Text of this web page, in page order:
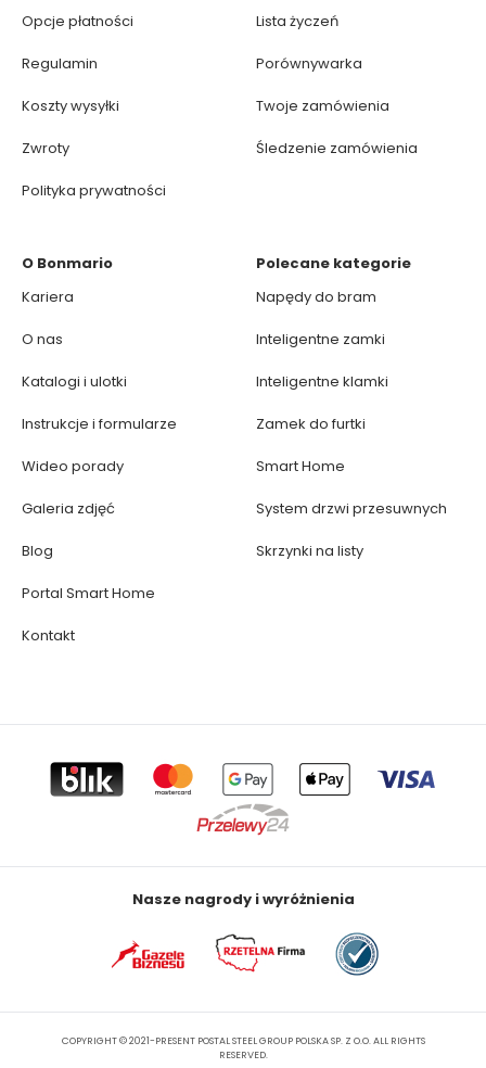
Opcje płatności
Regulamin
Koszty wysyłki
Zwroty
Polityka prywatności
Lista życzeń
Porównywarka
Twoje zamówienia
Śledzenie zamówienia
O Bonmario
Kariera
O nas
Katalogi i ulotki
Instrukcje i formularze
Wideo porady
Galeria zdjęć
Blog
Portal Smart Home
Kontakt
Polecane kategorie
Napędy do bram
Inteligentne zamki
Inteligentne klamki
Zamek do furtki
Smart Home
System drzwi przesuwnych
Skrzynki na listy
Nasze nagrody i wyróżnienia
COPYRIGHT © 2021-PRESENT POSTAL STEEL GROUP POLSKA SP. Z O.O. ALL RIGHTS
RESERVED.